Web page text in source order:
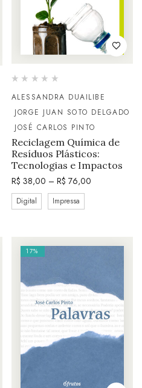
ALESSANDRA DUAILIBE
JORGE JUAN SOTO DELGADO
JOSÉ CARLOS PINTO
Reciclagem Química de
Resíduos Plásticos:
Tecnologias e Impactos
R$ 38,00 – R$ 76,00
Digital Impressa
17%